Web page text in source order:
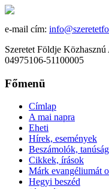
e-mail cím:
Szeretet Földje
04975106-51100005
Főmenü
Címlap
A mai napra
Eheti
Hírek, események
Beszámolók,
Cikkek, írások
Márk evangéliumát
Hegyi beszéd